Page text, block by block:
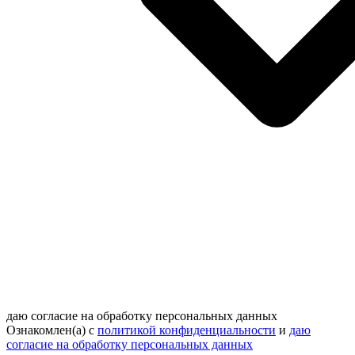
даю согласие на обработку персональных данных
Ознакомлен(а) с политикой конфиденциальности и даю
согласие на обработку персональных данных